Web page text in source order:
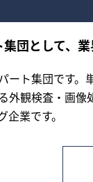
団として、
ト集団です
観検査・画
業です。